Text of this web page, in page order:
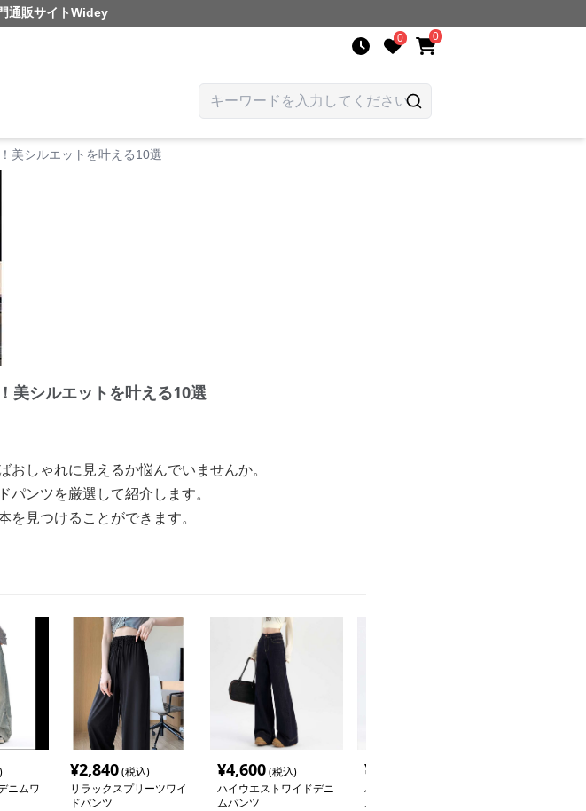
通販サイトWidey
0 0
美シルエットを叶える10選
美シルエットを叶える10選
しゃれに見えるか悩んでいませんか。
ンツを厳選して紹介します。
見つけることができます。
ニムワ
¥2,840(税込)
リラックスプリーツワイ
ドパンツ
¥4,600(税込)
ハイウエストワイドデニ
ムパンツ
¥
ハイウエストワイドデニ
ムパンツ